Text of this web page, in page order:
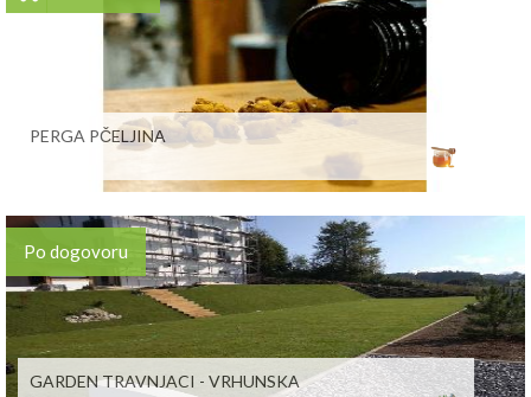
PERGA PČELJINA
Po dogovoru
GARDEN TRAVNJACI - VRHUNSKA